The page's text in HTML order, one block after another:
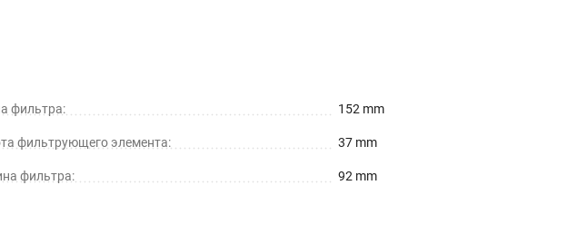
фильтра: 152 mm
фильтрующего элемента: 37 mm
фильтра: 92 mm